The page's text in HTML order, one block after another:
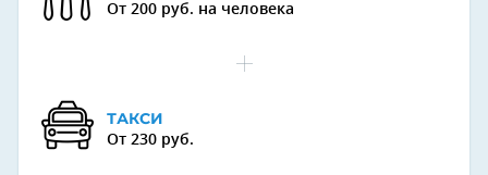
От 200 руб. на человека
ТАКСИ
От 230 руб.